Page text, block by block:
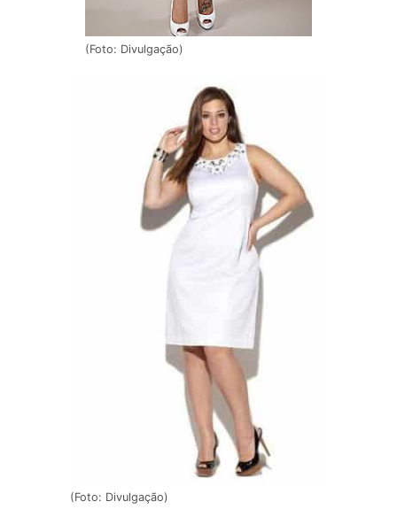
(Foto: Divulgação)
(Foto: Divulgação)